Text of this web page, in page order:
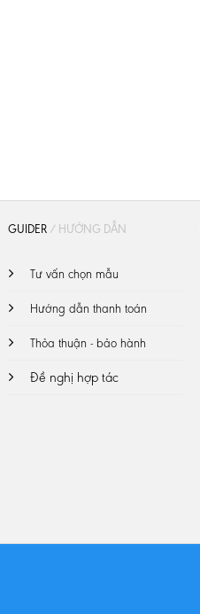
GUIDER / HƯỚNG DẪN
Tư vấn chọn mẫu
Hướng dẫn thanh toán
Thỏa thuận - bảo hành
Đề nghị hợp tác